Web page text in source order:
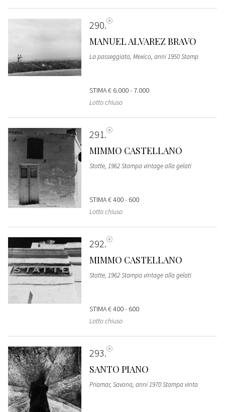
290
MANUEL ALVAREZ BRAVO
La passeggiata, Mexico, anni 1950 Stamp
STIMA€ 6.000 - 7.000
Lotto chiuso
291
MIMMO CASTELLANO
Statte, 1962 Stampa vintage alla gelati
STIMA€ 400 - 600
Lotto chiuso
292
MIMMO CASTELLANO
Statte, 1962 Stampa vintage alla gelati
STIMA€ 400 - 600
Lotto chiuso
293
SANTO PIANO
Priamar, Savona, anni 1970 Stampa vinta